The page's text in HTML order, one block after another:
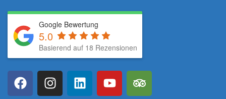
Google Bewertung
5.0
Basierend auf 18 Rezensionen